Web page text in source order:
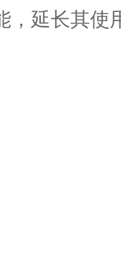
，延长其使